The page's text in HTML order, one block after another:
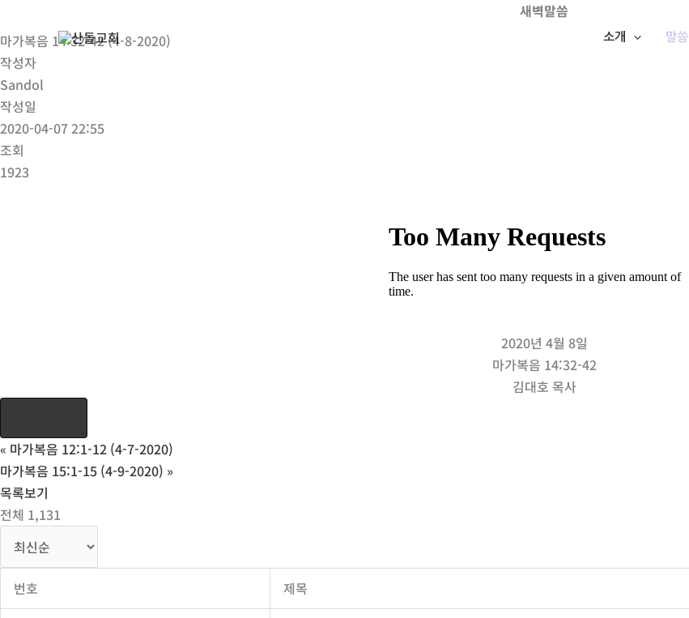
텐
츠
로
건
너
뛰
기
소개 말씀
새벽말씀
마가복음 14:32-42 (4-8-2020)
작성자
Sandol
작성일
2020-04-07 22:55
조회
1923
2020년 4월 8일
마가복음 14:32-42
김대호 목사
« 마가복음 12:1-12 (4-7-2020)
마가복음 15:1-15 (4-9-2020) »
목록보기
전체 1,131
번호 제목